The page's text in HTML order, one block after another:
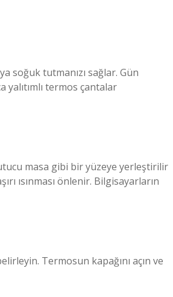
soğuk tutmanızı sağlar. Gün
yalıtımlı termos çantalar
masa gibi bir yüzeye yerleştirilir
ısınması önlenir. Bilgisayarların
Termosun kapağını açın ve